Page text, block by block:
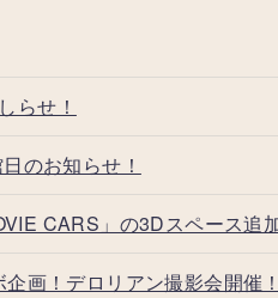
らせ！
のお知らせ！
CARS」の3Dスペース追
画！デロリアン撮影会開催